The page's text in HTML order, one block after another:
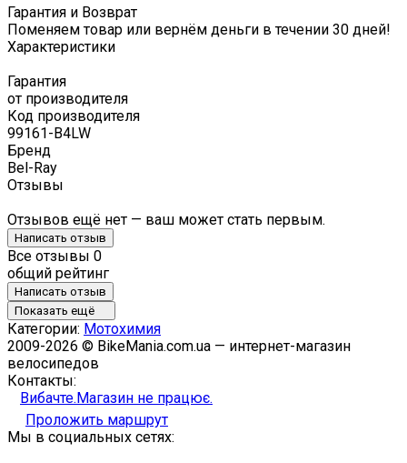
Гарантия и Возврат
Поменяем товар или вернём деньги в течении 30 дней!
Характеристики
Гарантия
от производителя
Код производителя
99161-B4LW
Бренд
Bel-Ray
Отзывы
Отзывов ещё нет — ваш может стать первым.
Написать отзыв
Все отзывы 0
общий рейтинг
Написать отзыв
Показать ещё
Категории: Мотохимия
2009-2026 © BikeMania.com.ua — интернет-магазин
велосипедов
Контакты:
Вибачте.Магазин не працює.
Проложить маршрут
Мы в социальных сетях: